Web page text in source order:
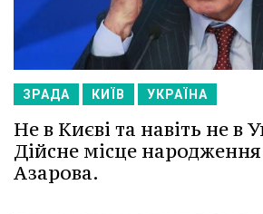
ЗРАДА КИЇВ УКРАЇНА
Не в Києві та навіть не в
Дійсне місце
Азарова.